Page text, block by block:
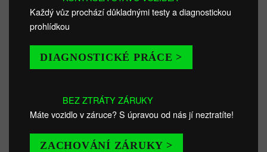
Každý vůz prochází důkladnými testy a diagnostickou
prohlídkou
DIAGNOSTICKÉ PRÁCE >
BEZ ZTRÁTY ZÁRUKY
Máte vozidlo v záruce? S úpravou od nás jí neztratíte!
ZACHOVÁNÍ ZÁRUKY >